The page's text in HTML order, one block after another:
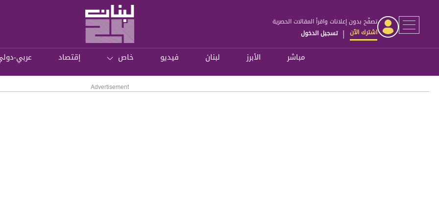
تصفّح بدون إعلانات واقرأ المقالات الحصرية
اشترك الآن | تسجيل الدخول
مباشر الأبرز لبنان فيديو خاص إقتصاد عربي-
Advertisement